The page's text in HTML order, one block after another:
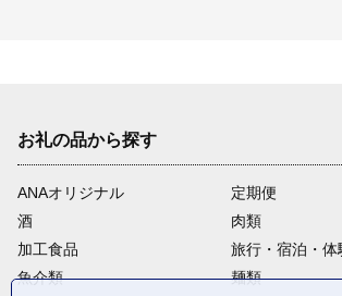
お礼の品から探す
ANAオリジナル
定期便
酒
肉類
加工食品
旅行・宿泊・体
魚介類
麺類